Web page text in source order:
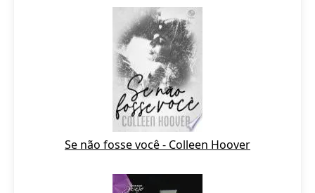
Se não fosse você - Colleen Hoover